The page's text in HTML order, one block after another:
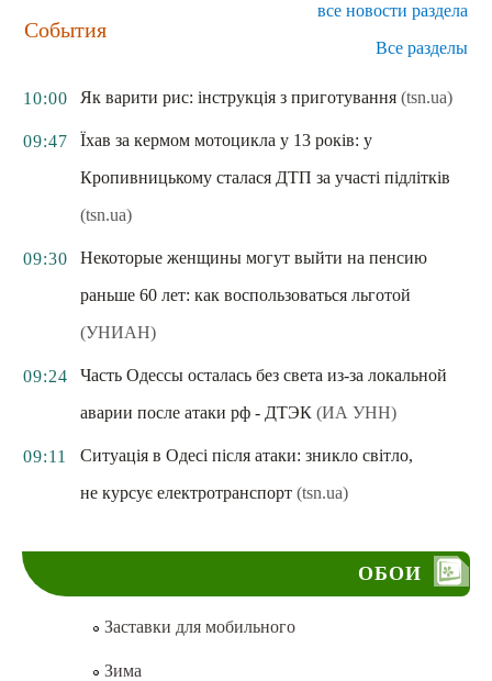
События
все новости раздела
Все разделы
10:00 Як варити рис: інструкція з приготування (tsn.ua)
09:47
Їхав за кермом мотоцикла у 13 років: у
Кропивницькому сталася ДТП за участі підлітків
(tsn.ua)
09:30
Некоторые женщины могут выйти на пенсию
раньше 60 лет: как воспользоваться льготой
(УНИАН)
09:24
Часть Одессы осталась без света из-за локальной
аварии после атаки рф - ДТЭК (ИА УНН)
09:11
Ситуація в Одесі після атаки: зникло світло,
не курсує електротранспорт (tsn.ua)
ОБОИ
Заставки для мобильного
Зима